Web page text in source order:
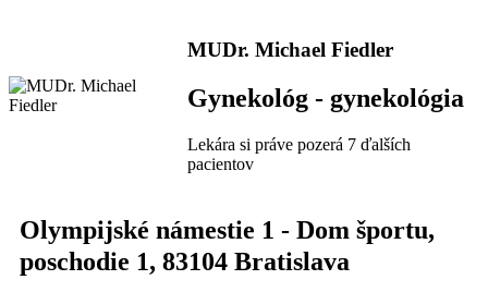
MUDr. Michael Fiedler
Gynekológ - gynekológia
Lekára si práve pozerá 7 ďalších
pacientov
Olympijské námestie 1 - Dom športu,
poschodie 1, 83104 Bratislava